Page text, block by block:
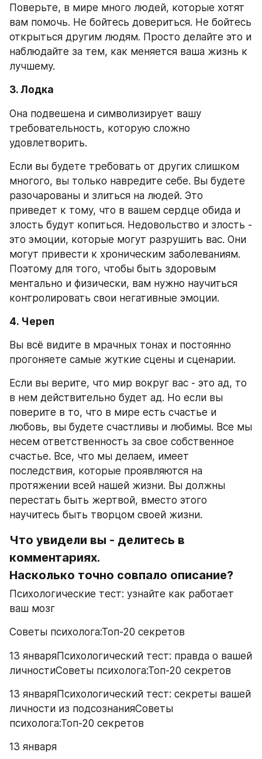
Поверьте, в мире много людей, которые хотят
вам помочь. Не бойтесь довериться. Не бойтесь
открыться другим людям. Просто делайте это и
наблюдайте за тем, как меняется ваша жизнь к
лучшему.
3. Лодка
Она подвешена и символизирует вашу
требовательность, которую сложно
удовлетворить.
Если вы будете требовать от других слишком
многого, вы только навредите себе. Вы будете
разочарованы и злиться на людей. Это
приведет к тому, что в вашем сердце обида и
злость будут копиться. Недовольство и злость -
это эмоции, которые могут разрушить вас. Они
могут привести к хроническим заболеваниям.
Поэтому для того, чтобы быть здоровым
ментально и физически, вам нужно научиться
контролировать свои негативные эмоции.
4. Череп
Вы всё видите в мрачных тонах и постоянно
прогоняете самые жуткие сцены и сценарии.
Если вы верите, что мир вокруг вас - это ад, то
в нем действительно будет ад. Но если вы
поверите в то, что в мире есть счастье и
любовь, вы будете счастливы и любимы. Все мы
несем ответственность за свое собственное
счастье. Все, что мы делаем, имеет
последствия, которые проявляются на
протяжении всей нашей жизни. Вы должны
перестать быть жертвой, вместо этого
научитесь быть творцом своей жизни.
Что увидели вы - делитесь в
комментариях.
Насколько точно совпало описание?
Психологические тест: узнайте как работает
ваш мозг
Советы психолога:Топ-20 секретов
13 январяПсихологический тест: правда о вашей
личностиСоветы психолога:Топ-20 секретов
13 январяПсихологический тест: секреты вашей
личности из подсознанияСоветы
психолога:Топ-20 секретов
13 января